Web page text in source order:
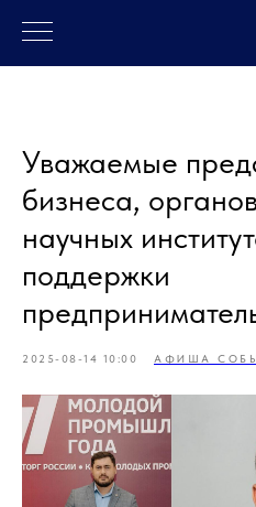
Уважаемые
бизнеса,
научных
поддержки
2025-08-14 10:00 АФИША